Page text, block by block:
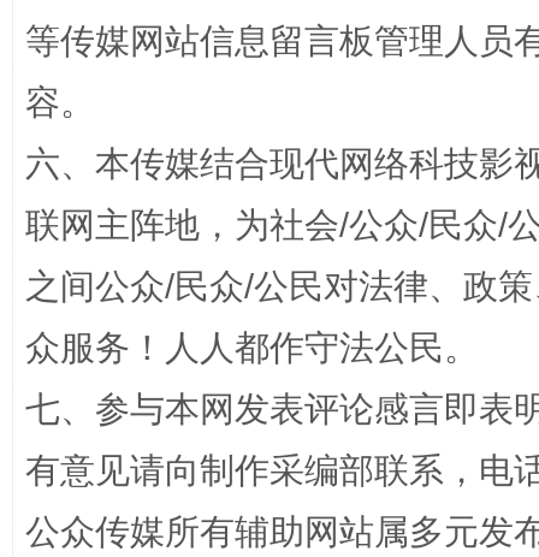
漫山遍野的桃花与雪山、麦地、白藏房 除
招工难、用工荒背后
等传媒网站信息留言板管理人员
容。
六、本传媒结合现代网络科技影
联网主阵地，为社会/公众/民众/
之间公众/民众/公民对法律、政
众服务！人人都作守法公民。
七、参与本网发表评论感言即表
有意见请向制作采编部联系，电
公众传媒所有辅助网站属多元发